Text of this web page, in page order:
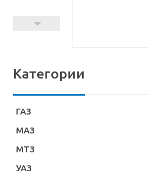
Категории
ГАЗ
МАЗ
МТЗ
УАЗ